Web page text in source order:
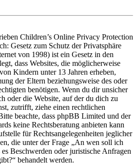
Children’s Online Privacy Protection
Gesetz zum Schutz der Privatsphäre
von 1998) ist ein Gesetz in den
dass Websites, die möglicherweise
Kindern unter 13 Jahren erheben,
der Eltern beziehungsweise des oder
benötigen. Wenn du dir unsicher
oder die Website, auf der du dich zu
zutrifft, ziehe einen rechtlichen
beachte, dass phpBB Limited und der
keine Rechtsberatung anbieten kann
für Rechtsangelegenheiten jeglicher
die unter der Frage „An wen soll ich
Beschwerden oder juristische Anfragen
behandelt werden.